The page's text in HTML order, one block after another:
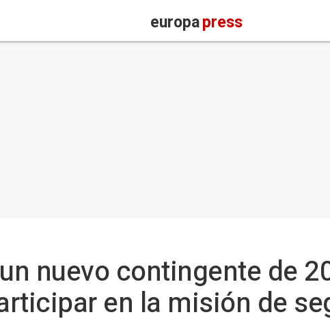
europapress
nuevo contingente de
en la misión de